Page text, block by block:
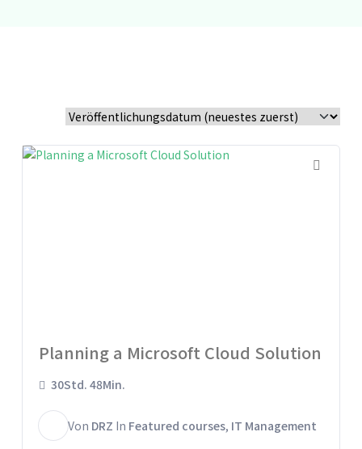
Planning a Microsoft Cloud Solution
30Std. 48Min.
Von DRZ In Featured courses, IT Management